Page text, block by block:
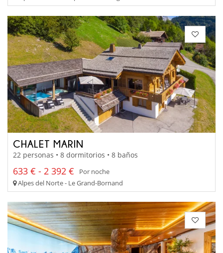
CHALET MARIN
22 personas • 8 dormitorios • 8 baños
633 € - 2 392 €
Por noche
Alpes del Norte - Le Grand-Bornand